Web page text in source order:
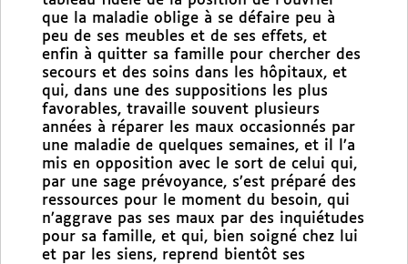
que la maladie oblige à se défaire peu à
peu de ses meubles et de ses effets, et
enfin à quitter sa famille pour chercher des
secours et des soins dans les hôpitaux, et
qui, dans une des suppositions les plus
favorables, travaille souvent plusieurs
années à réparer les maux occasionnés par
une maladie de quelques semaines, et il l’a
mis en opposition avec le sort de celui qui,
par une sage prévoyance, s’est préparé des
ressources pour le moment du besoin, qui
n’aggrave pas ses maux par des inquiétudes
pour sa famille, et qui, bien soigné chez lui
et par les siens, reprend bientôt ses